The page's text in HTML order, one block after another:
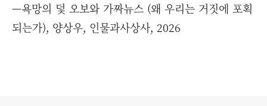
—욕망의 덫 오보와 가짜뉴스 (왜 우리는 거짓에 포획
되는가), 양상우, 인물과사상사, 2026